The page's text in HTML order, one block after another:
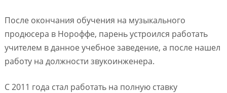
После окончания обучения на музыкального
продюсера в Нороффе, парень устроился работать
учителем в данное учебное заведение, а после нашел
работу на должности звукоинженера.
С 2011 года стал работать на полную ставку